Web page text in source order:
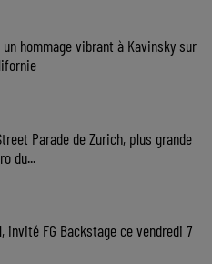
hommage vibrant à Kavinsky sur
Parade de Zurich, plus grande
du...
invité FG Backstage ce vendredi 7